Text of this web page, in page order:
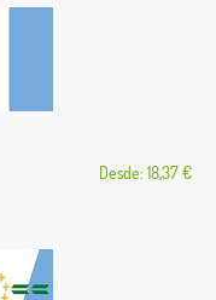
Desde: 18,37 €